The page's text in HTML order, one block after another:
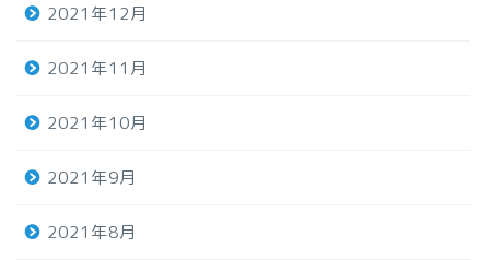
2021年12月
2021年11月
2021年10月
2021年9月
2021年8月